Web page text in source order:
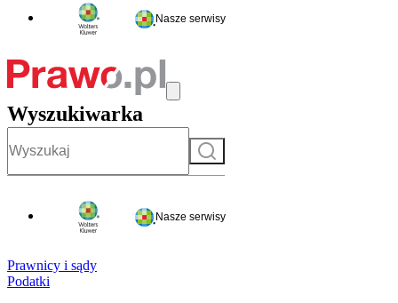
Nasze serwisy
Wyszukiwarka
Szukaj
Nasze serwisy
Prawnicy i sądy
Podatki